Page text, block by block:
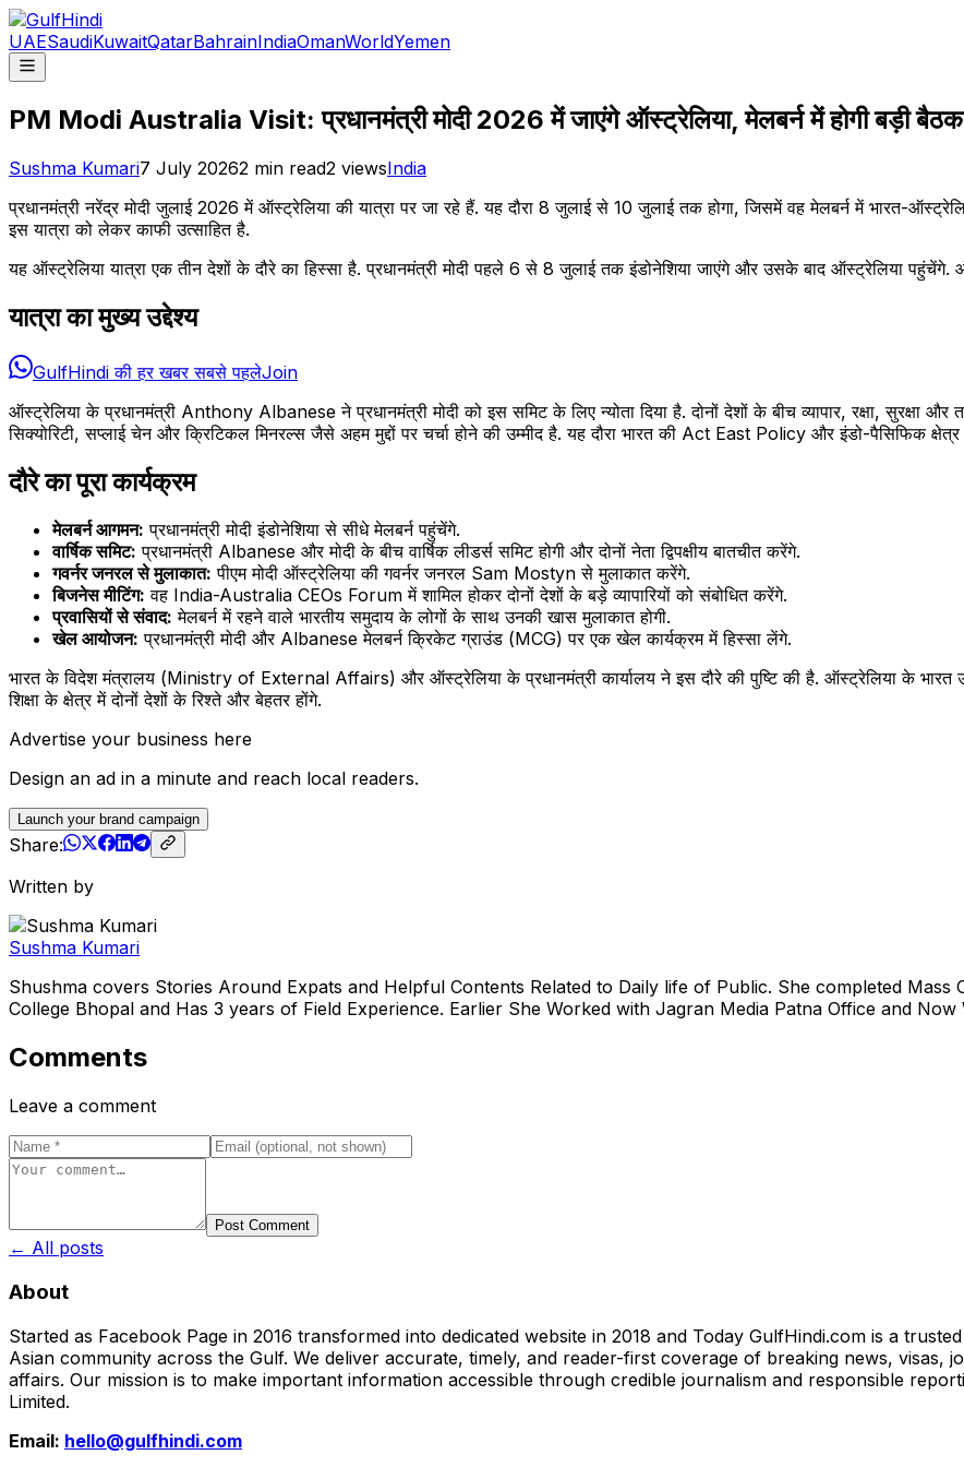
UAESaudiKuwaitQatarBahrainIndiaOmanWorldYemen
PM Modi Australia Visit: प्रधानमंत्री मोदी 2026 में जाएंगे ऑस्ट्रेलिया, मेलबर्न में होगी बड़ी बैठक,
Sushma Kumari7 July 20262 min read2 viewsIndia
प्रधानमंत्री नरेंद्र मोदी जुलाई 2026 में ऑस्ट्रेलिया की यात्रा पर जा रहे हैं. यह दौरा 8 जुलाई से 10 जुलाई तक होगा, जिसमें वह मेलबर्न में भारत-
इस यात्रा को लेकर काफी उत्साहित है.
यह ऑस्ट्रेलिया यात्रा एक तीन देशों के दौरे का हिस्सा है. प्रधानमंत्री मोदी पहले 6 से 8 जुलाई तक इंडोनेशिया जाएंगे और उसके बाद ऑस्ट्रेलिया
यात्रा का मुख्य उद्देश्य
GulfHindi की हर खबर सबसे पहलेJoin
ऑस्ट्रेलिया के प्रधानमंत्री Anthony Albanese ने प्रधानमंत्री मोदी को इस समिट के लिए न्योता दिया है. दोनों देशों के बीच व्यापार, रक्षा, सुरक्षा
सिक्योरिटी, सप्लाई चेन और क्रिटिकल मिनरल्स जैसे अहम मुद्दों पर चर्चा होने की उम्मीद है. यह दौरा भारत की Act East Policy और इंडो-पैसिफिक
दौरे का पूरा कार्यक्रम
मेलबर्न आगमन: प्रधानमंत्री मोदी इंडोनेशिया से सीधे मेलबर्न पहुंचेंगे.
वार्षिक समिट: प्रधानमंत्री Albanese और मोदी के बीच वार्षिक लीडर्स समिट होगी और दोनों नेता द्विपक्षीय बातचीत करेंगे.
गवर्नर जनरल से मुलाकात: पीएम मोदी ऑस्ट्रेलिया की गवर्नर जनरल Sam Mostyn से मुलाकात करेंगे.
बिजनेस मीटिंग: वह India-Australia CEOs Forum में शामिल होकर दोनों देशों के बड़े व्यापारियों को संबोधित करेंगे.
प्रवासियों से संवाद: मेलबर्न में रहने वाले भारतीय समुदाय के लोगों के साथ उनकी खास मुलाकात होगी.
खेल आयोजन: प्रधानमंत्री मोदी और Albanese मेलबर्न क्रिकेट ग्राउंड (MCG) पर एक खेल कार्यक्रम में हिस्सा लेंगे.
भारत के विदेश मंत्रालय (Ministry of External Affairs) और ऑस्ट्रेलिया के प्रधानमंत्री कार्यालय ने इस दौरे की पुष्टि की है. ऑस्ट्रेलिया के भारत
शिक्षा के क्षेत्र में दोनों देशों के रिश्ते और बेहतर होंगे.
Advertise your business here
Design an ad in a minute and reach local readers.
Launch your brand campaign
Share:
Written by
Sushma Kumari
Shushma covers Stories Around Expats and Helpful Contents Related to Daily life of Public. She completed
College Bhopal and Has 3 years of Field Experience. Earlier She Worked with Jagran Media Patna Office and
Comments
Leave a comment
Post Comment
← All posts
About
Started as Facebook Page in 2016 transformed into dedicated website in 2018 and Today GulfHindi.com is a
Asian community across the Gulf. We deliver accurate, timely, and reader-first coverage of breaking news, visas,
affairs. Our mission is to make important information accessible through credible journalism and responsible
Limited.
Email: hello@gulfhindi.com